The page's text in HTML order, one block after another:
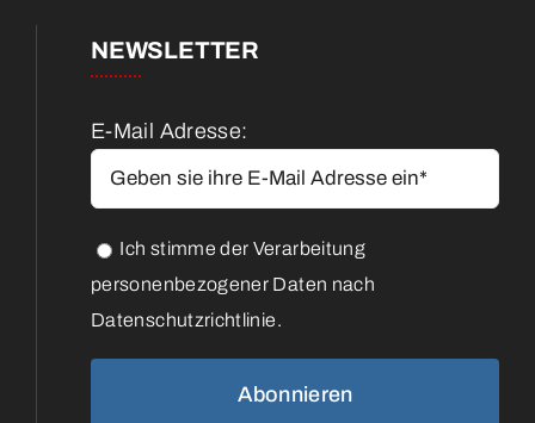
NEWSLETTER
E-Mail Adresse:
Ich stimme der Verarbeitung
personenbezogener Daten nach
Datenschutzrichtlinie.